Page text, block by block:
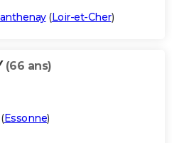
(Loir-et-Cher)
(66 ans)
(Essonne)